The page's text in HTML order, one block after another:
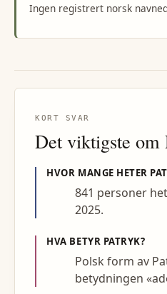
Ingen registrert norsk
KORT SVAR
Det viktigste om
HVOR MANGE HETER
841 personer
2025.
HVA BETYR PATRYK?
Polsk form av
betydningen